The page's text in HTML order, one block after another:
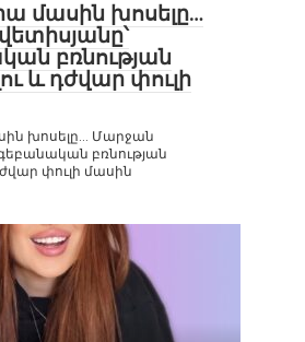
մասին խոսելը…
բռնության
և դժվար փուլի
խոսելը… Մարջան
բռնության
փուլի մասին